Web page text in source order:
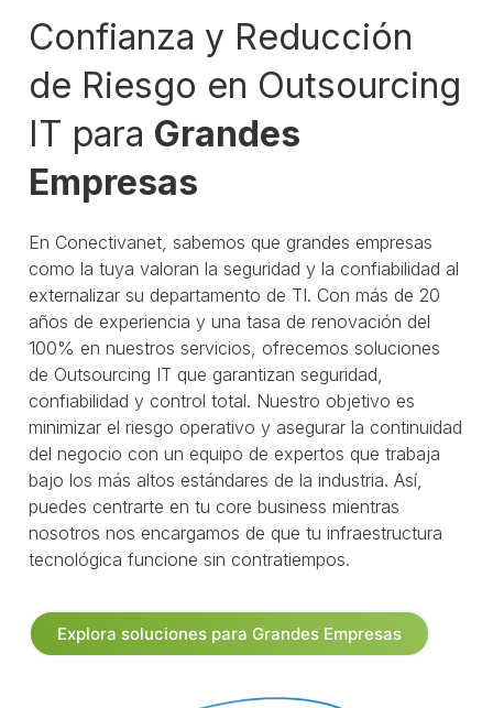
Confianza y Reducción
de Riesgo en Outsourcing
IT para Grandes
Empresas
En Conectivanet, sabemos que grandes empresas
como la tuya valoran la seguridad y la confiabilidad al
externalizar su departamento de TI. Con más de 20
años de experiencia y una tasa de renovación del
100% en nuestros servicios, ofrecemos soluciones
de Outsourcing IT que garantizan seguridad,
confiabilidad y control total. Nuestro objetivo es
minimizar el riesgo operativo y asegurar la continuidad
del negocio con un equipo de expertos que trabaja
bajo los más altos estándares de la industria. Así,
puedes centrarte en tu core business mientras
nosotros nos encargamos de que tu infraestructura
tecnológica funcione sin contratiempos.
Explora soluciones para Grandes Empresas